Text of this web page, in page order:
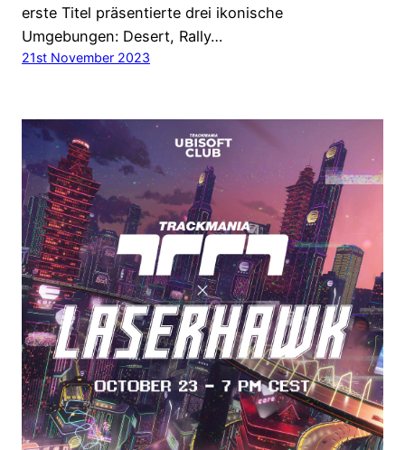
erste Titel präsentierte drei ikonische
Umgebungen: Desert, Rally…
21st November 2023